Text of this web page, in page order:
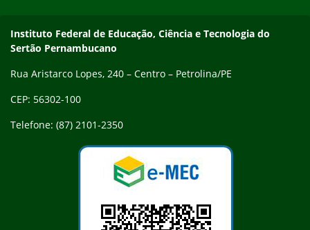
Endereço
Instituto Federal de Educação, Ciência e Tecnologia do
Sertão Pernambucano
Rua Aristarco Lopes, 240 – Centro – Petrolina/PE
CEP: 56302-100
Telefone: (87) 2101-2350